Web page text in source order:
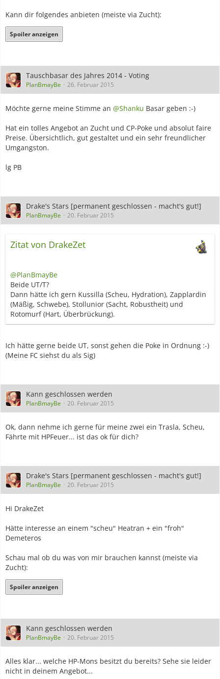
Kann dir folgendes anbieten (meiste via Zucht):
Spoiler anzeigen
Tauschbasar des Jahres 2014 - Voting
PlanBmayBe 26. Februar 2015
Möchte gerne meine Stimme an @Shanku Basar geben :-)
Hat ein tolles Angebot an Zucht und CP-Poke und absolut faire
Preise. Übersichtlich, gut gestaltet und ein sehr freundlicher
Umgangston.
lg PB
Drake's Stars [permanent geschlossen - macht's gut!]
PlanBmayBe 20. Februar 2015
Zitat von DrakeZet
@PlanBmayBe
Beide UT/T?
Dann hätte ich gern Kussilla (Scheu, Hydration), Zapplardin
(Mäßig, Schwebe), Stollunior (Sacht, Robustheit) und
Rotomurf (Hart, Überbrückung).
Ich hätte gerne beide UT, sonst gehen die Poke in Ordnung :-)
(Meine FC siehst du als Sig)
Kann geschlossen werden
PlanBmayBe 20. Februar 2015
Ok, dann nehme ich gerne für meine zwei ein Trasla, Scheu,
Fährte mit HPFeuer... ist das ok für dich?
Drake's Stars [permanent geschlossen - macht's gut!]
PlanBmayBe 20. Februar 2015
Hi DrakeZet
Hätte interesse an einem "scheu" Heatran + ein "froh"
Demeteros
Schau mal ob du was von mir brauchen kannst (meiste via
Zucht):
Spoiler anzeigen
Kann geschlossen werden
PlanBmayBe 20. Februar 2015
Alles klar... welche HP-Mons besitzt du bereits? Sehe sie leider
nicht in deinem Angebot...